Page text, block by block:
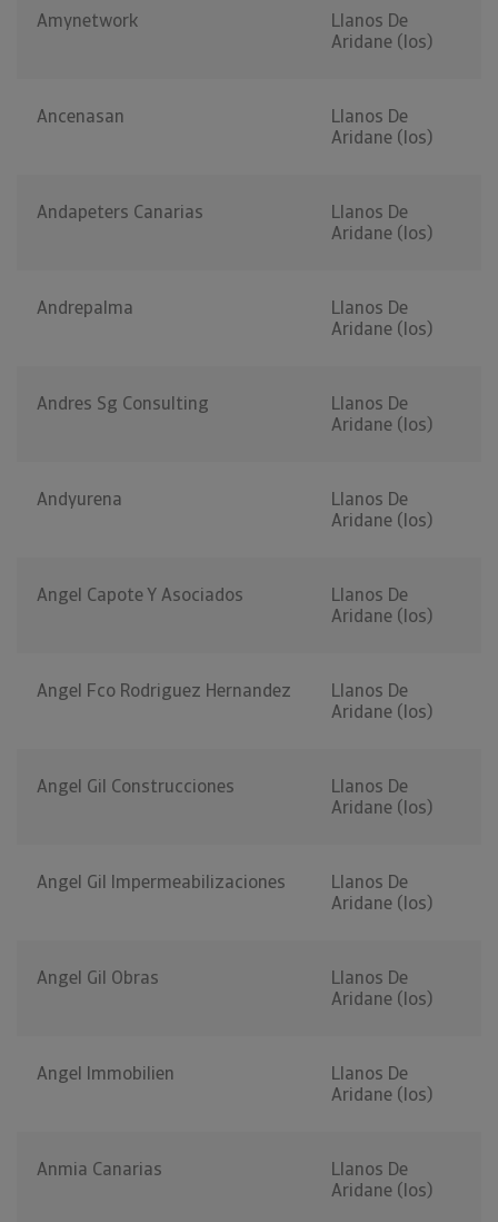
Amynetwork
Llanos De
Aridane (los)
Ancenasan
Llanos De
Aridane (los)
Andapeters Canarias
Llanos De
Aridane (los)
Andrepalma
Llanos De
Aridane (los)
Andres Sg Consulting
Llanos De
Aridane (los)
Andyurena
Llanos De
Aridane (los)
Angel Capote Y Asociados
Llanos De
Aridane (los)
Angel Fco Rodriguez Hernandez
Llanos De
Aridane (los)
Angel Gil Construcciones
Llanos De
Aridane (los)
Angel Gil Impermeabilizaciones
Llanos De
Aridane (los)
Angel Gil Obras
Llanos De
Aridane (los)
Angel Immobilien
Llanos De
Aridane (los)
Anmia Canarias
Llanos De
Aridane (los)